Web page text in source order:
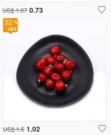
US$ 1.07 0.73
32
US$ 1.5 1.02